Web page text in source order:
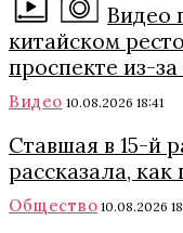
Видео
китайском
проспекте из-
Видео 10.08.2026 18:41
Ставшая в 15-й
рассказала,
Общество 10.08.2026